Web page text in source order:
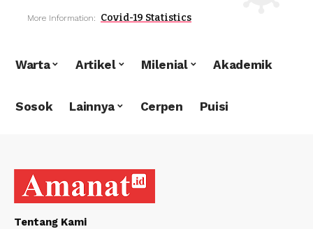
More Information: Covid-19 Statistics
Warta Artikel Milenial Akademik
Sosok Lainnya Cerpen Puisi
Tentang Kami